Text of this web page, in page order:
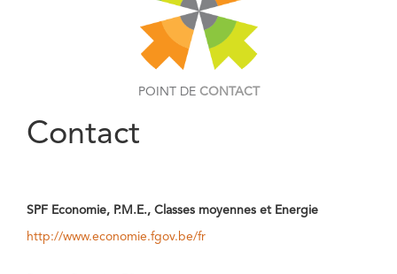
POINT DE CONTACT
Contact
SPF Economie, P.M.E., Classes moyennes et Energie
http://www.economie.fgov.be/fr